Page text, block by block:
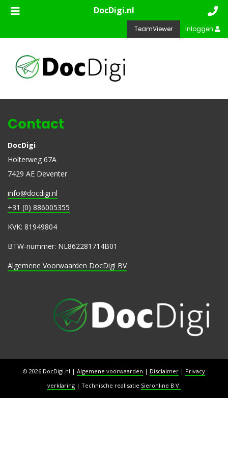
DocDigi.nl
Inloggen
TeamViewer
Contact
DocDigi
Holterweg 67A
7429 AE Deventer
info@docdigi.nl
+31 (0) 886005355
KVK: 81949804
BTW-nummer: NL862281714B01
Algemene Voorwaarden DocDigi BV
© 2026 DocDigi.nl | Algemene voorwaarden | Disclaimer | Privacy
verklaring | Technische realisatie Sieronline B.V.